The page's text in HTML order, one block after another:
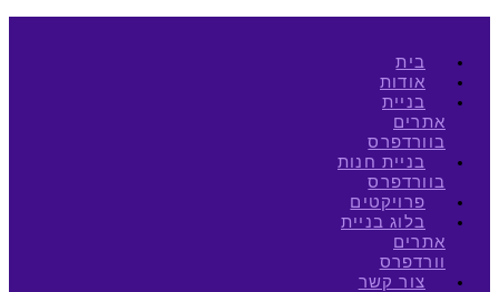
בית
אודות
בניית
אתרים
בוורדפרס
בניית חנות
בוורדפרס
פרויקטים
בלוג בניית
אתרים
וורדפרס
צור קשר